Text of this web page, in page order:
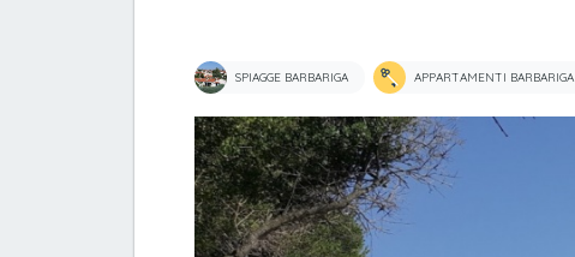
SPIAGGE BARBARIGA APPARTAMENTI BARBARIGA